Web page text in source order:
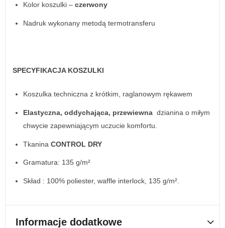
Kolor koszulki – czerwony
Nadruk wykonany metodą termotransferu
SPECYFIKACJA KOSZULKI
Koszulka techniczna z krótkim, raglanowym rękawem
Elastyczna, oddychająca, przewiewna dzianina o miłym
chwycie zapewniającym uczucie komfortu.
Tkanina CONTROL DRY
Gramatura: 135 g/m²
Skład : 100% poliester, waffle interlock, 135 g/m².
Informacje dodatkowe